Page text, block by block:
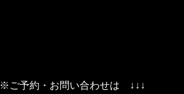
※ご予約・お問い合わせは ↓↓↓